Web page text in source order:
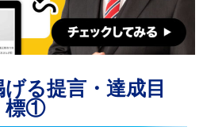
る提言・達成目
標①